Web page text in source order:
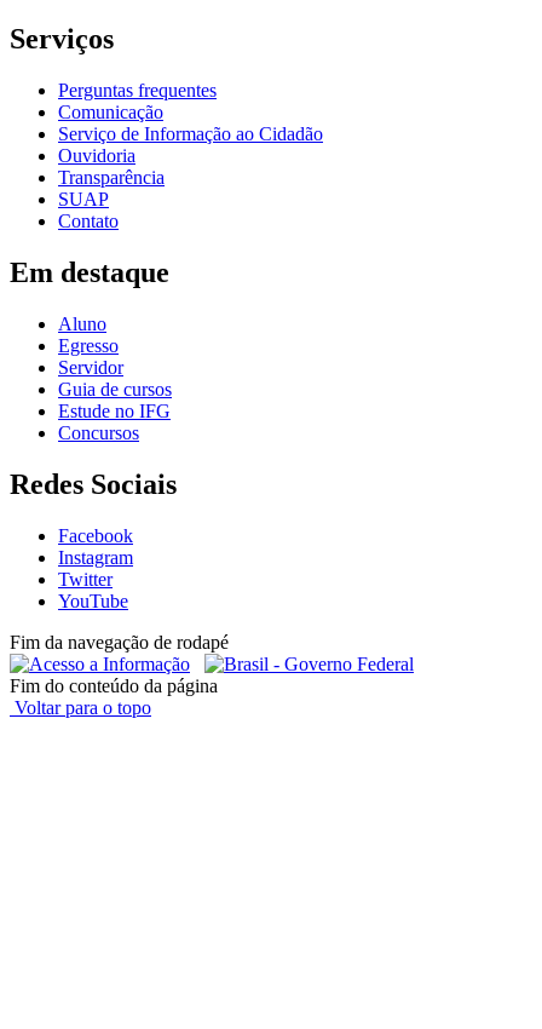
Serviços
Perguntas frequentes
Comunicação
Serviço de Informação ao Cidadão
Ouvidoria
Transparência
SUAP
Contato
Em destaque
Aluno
Egresso
Servidor
Guia de cursos
Estude no IFG
Concursos
Redes Sociais
Facebook
Instagram
Twitter
YouTube
Fim da navegação de rodapé
Fim do conteúdo da página
Voltar para o topo